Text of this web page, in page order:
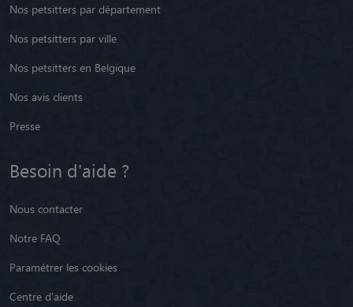
Nos petsitters par département
Nos petsitters par ville
Nos petsitters en Belgique
Nos avis clients
Presse
Besoin d'aide ?
Nous contacter
Notre FAQ
Paramétrer les cookies
Centre d'aide